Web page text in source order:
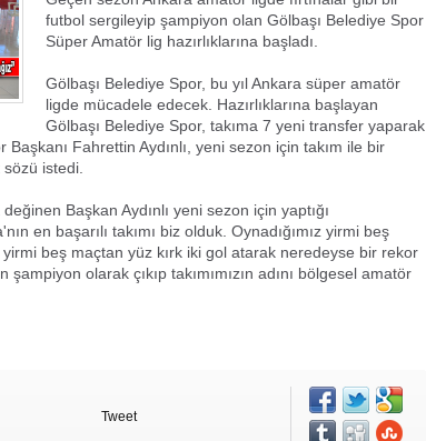
futbol sergileyip şampiyon olan Gölbaşı Belediye Spor
Süper Amatör lig hazırlıklarına başladı.
Gölbaşı Belediye Spor, bu yıl Ankara süper amatör
ligde mücadele edecek. Hazırlıklarına başlayan
Gölbaşı Belediye Spor, takıma 7 yeni transfer yaparak
Fahrettin Aydınlı, yeni sezon için takım ile bir
istedi.
Başkan Aydınlı yeni sezon için yaptığı
en başarılı takımı biz olduk. Oynadığımız yirmi beş
beş maçtan yüz kırk iki gol atarak neredeyse bir rekor
olarak çıkıp takımımızın adını bölgesel amatör
Tweet